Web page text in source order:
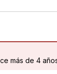
más de 4